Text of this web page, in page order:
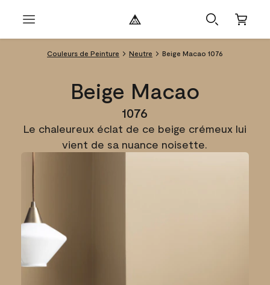
Couleurs de Peinture Neutre Beige Macao 1076
Beige Macao
1076
Le chaleureux éclat de ce beige crémeux lui
vient de sa nuance noisette.